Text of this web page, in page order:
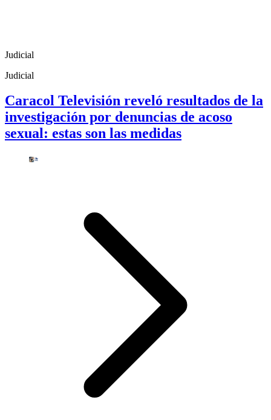
Judicial
Judicial
Caracol Televisión reveló resultados de la
investigación por denuncias de acoso
sexual: estas son las medidas